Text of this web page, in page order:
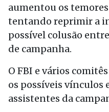
aumentou os
tentando reprimir a
possível colusão
de campanha.
O FBI e vários
os possíveis vínculos
assistentes da